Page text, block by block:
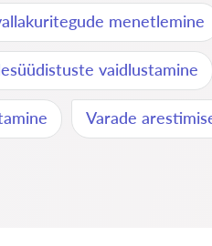
menetlemine
vaidlustamine
Varade